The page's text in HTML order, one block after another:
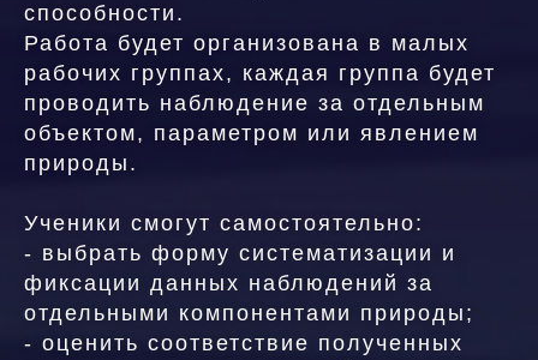
способности.
Работа будет организована в малых
рабочих группах, каждая группа будет
проводить наблюдение за отдельным
объектом, параметром или явлением
природы.
Ученики смогут самостоятельно:
- выбрать форму систематизации и
фиксации данных наблюдений за
отдельными компонентами природы;
- оценить соответствие полученных